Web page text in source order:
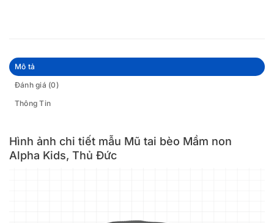
Mô tả
Đánh giá (0)
Thông Tin
Hình ảnh chi tiết mẫu Mũ tai bèo Mầm non
Alpha Kids, Thủ Đức